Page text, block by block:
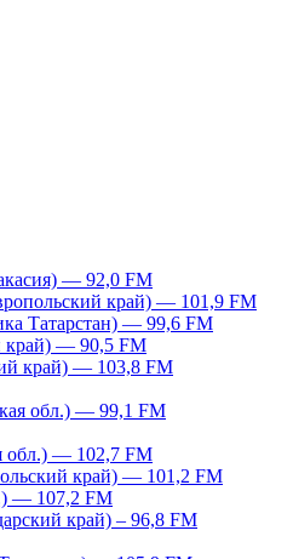
— 92,0 FM
край) — 101,9 FM
Татарстан) — 99,6 FM
край) — 90,5 FM
край) — 103,8 FM
обл.) — 99,1 FM
обл.) — 102,7 FM
край) — 101,2 FM
— 107,2 FM
край) – 96,8 FM